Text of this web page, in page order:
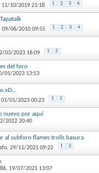
11/10/2019 21:18 1 2 3 4
, 09/06/2010 09:55 1 2 3 4
03/2023 16:09 1 2
del foro
01/2023 13:53
xD...
01/01/2023 00:23 1 2
nuevo por aqui
2022 20:40
al subforo flames trolls basura
, 29/11/2021 09:22 1 2
, 19/07/2021 13:07